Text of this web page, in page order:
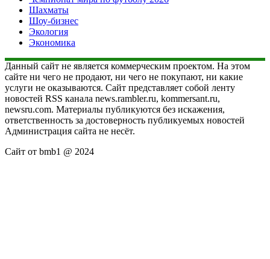
Шахматы
Шоу-бизнес
Экология
Экономика
Данный сайт не является коммерческим проектом. На этом
сайте ни чего не продают, ни чего не покупают, ни какие
услуги не оказываются. Сайт представляет собой ленту
новостей RSS канала news.rambler.ru, kommersant.ru,
newsru.com. Материалы публикуются без искажения,
ответственность за достоверность публикуемых новостей
Администрация сайта не несёт.
Сайт от bmb1 @ 2024